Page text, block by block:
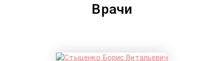
Врачи